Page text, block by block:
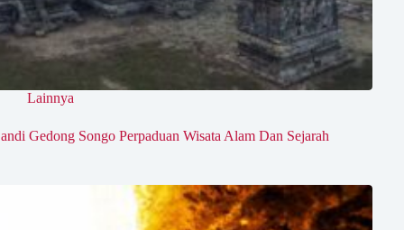
Lainnya
Gedong Songo Perpaduan Wisata Alam Dan Sejarah